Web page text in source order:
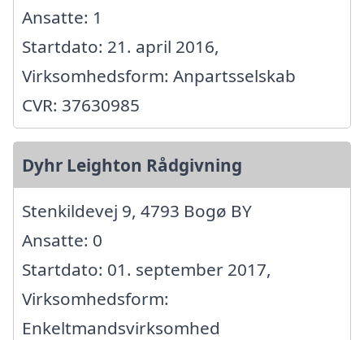
Ansatte: 1
Startdato: 21. april 2016,
Virksomhedsform: Anpartsselskab
CVR: 37630985
Dyhr Leighton Rådgivning
Stenkildevej 9, 4793 Bogø BY
Ansatte: 0
Startdato: 01. september 2017,
Virksomhedsform:
Enkeltmandsvirksomhed